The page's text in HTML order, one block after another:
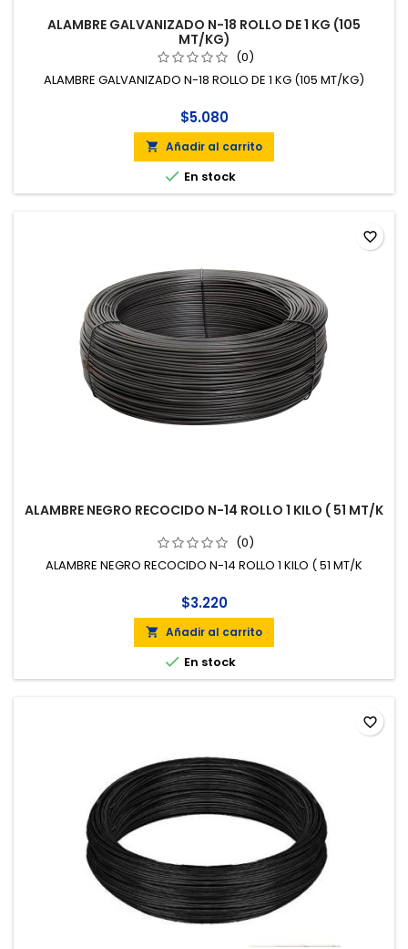
ALAMBRE GALVANIZADO N-18 ROLLO DE 1 KG (105
MT/KG)
(0)
ALAMBRE GALVANIZADO N-18 ROLLO DE 1 KG (105 MT/KG)
$5.080
 Añadir al carrito
 En stock
ALAMBRE NEGRO RECOCIDO N-14 ROLLO 1 KILO ( 51 MT/K
(0)
ALAMBRE NEGRO RECOCIDO N-14 ROLLO 1 KILO ( 51 MT/K
$3.220
 Añadir al carrito
 En stock
favorite_border
favorite_border